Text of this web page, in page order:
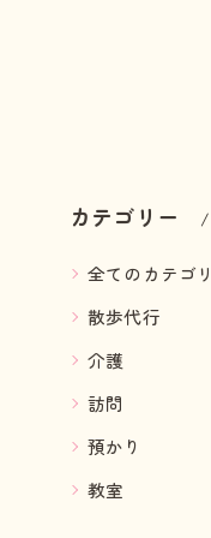
カテゴリー
全てのカテゴ
散歩代行
介護
訪問
預かり
教室